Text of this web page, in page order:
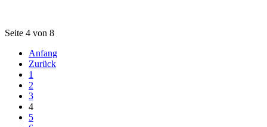
Seite 4 von 8
Anfang
Zurück
1
2
3
4
5